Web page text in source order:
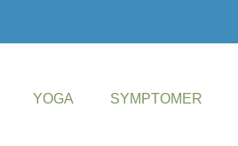
YOGA SYMPTOMER